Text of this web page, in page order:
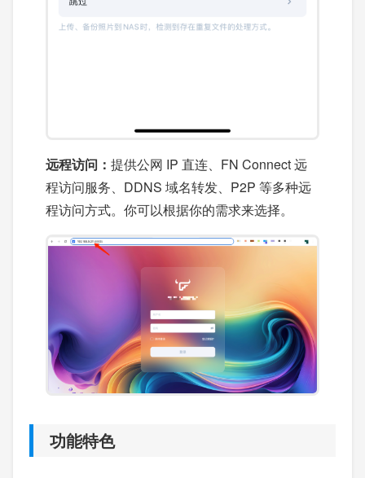
远程访问： 提供公网 IP 直连、FN Connect 远
程访问服务、DDNS 域名转发、P2P 等多种远
程访问方式。你可以根据你的需求来选择。
功能特色